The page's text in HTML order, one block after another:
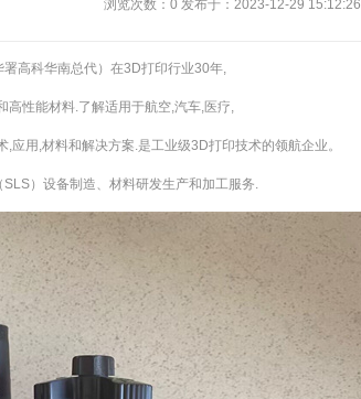
浏览次数： 0 发布于：2023-12-29 15:12:26
高科华南总代）在3D打印行业30年,
高性能材料.了解适用于航空,汽车,医疗,
应用,材料和解决方案.是工业级3D打印技术的领航企业。
）设备制造、材料研发生产和加工服务.